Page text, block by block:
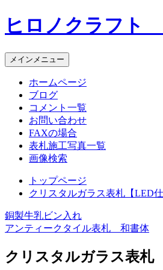
コ
ン
ン
ツ
ヒロノクラフト
メインメニュー
ホームページ
ブログ
コメント一覧
お問い合わせ
FAXの場合
表札施工写真一覧
画像検索
トップページ
クリスタルガラス表札【LED仕
投
稿
ナ
銅製牛乳ビン入れ
アンティークタイル表札 和書体
クリスタルガラス表